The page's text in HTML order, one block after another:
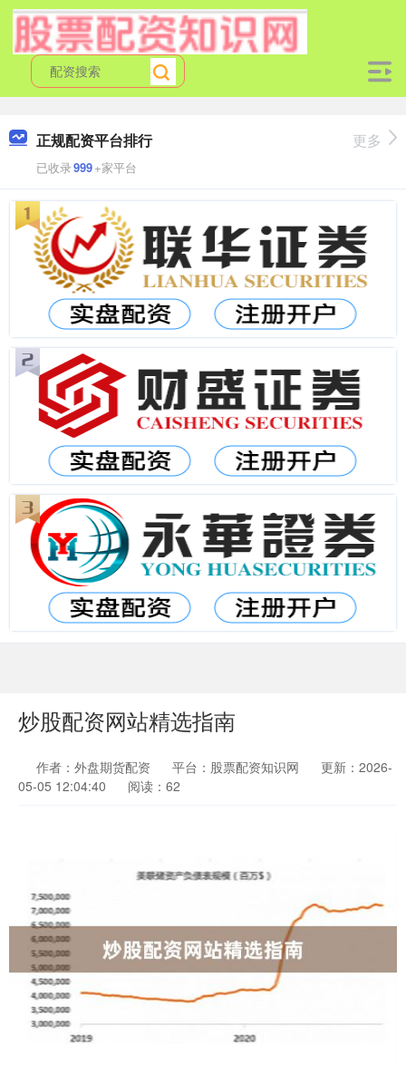
正规配资平台排行
已收录999+家平台
更多
炒股配资网站精选指南
作者：外盘期货配资 平台：股票配资知识网
更新：2026-
05-05 12:04:40
阅读：62